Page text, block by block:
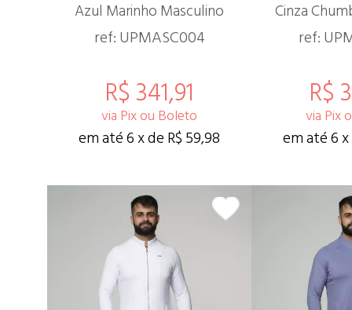
Azul Marinho Masculino
ref: UPMASC004
R$ 341,91
via Pix ou Boleto
em até 6 x de R$ 59,98
Cinza
ref:
R$
via Pix
em até 6